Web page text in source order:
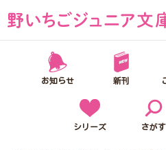
野いちごジュニア文庫って？
お知らせ 新刊
シリーズ さがす